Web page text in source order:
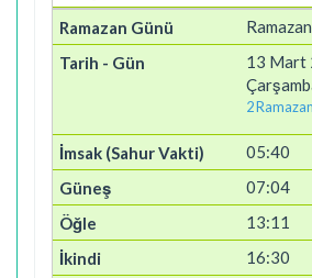
13 Mart
2
05:40
07:04
13:11
16:30